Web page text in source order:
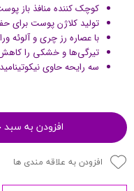
کوچک کننده منافذ باز
تولید کلاژن پوست برای
با عصاره رز چری و آلوئه
تیرگی‌ها و خشکی را
سه رایحه حاوی
افزودن به سبد
افزودن به علاقه مندی ها